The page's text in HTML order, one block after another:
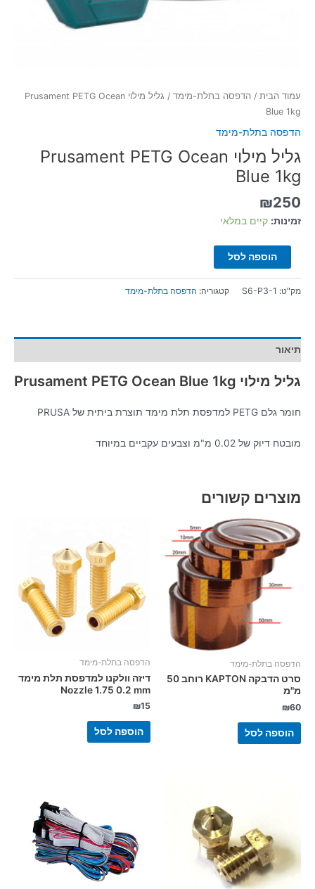
עמוד הבית / הדפסה בתלת-מימד
/ גליל מילוי Prusament PETG Ocean
Blue 1kg
הדפסה בתלת-מימד
גליל מילוי Prusament PETG Ocean
Blue 1kg
₪250
זמינות: קיים במלאי
הוספה לסל
מק"ט: S6-P3-1 קטגוריה: הדפסה בתלת-מימד
תיאור
גליל מילוי Prusament PETG Ocean Blue 1kg
חומר גלם PETG למדפסת תלת מימד תוצרת ביתית של PRUSA
מובטח דיוק של 0.02 מ"מ וצבעים עקביים במיוחד
מוצרים קשורים
הדפסה בתלת-מימד
סרט הדבקה KAPTON רוחב 50
מ"מ
₪60
הוספה לסל
הדפסה בתלת-מימד
דיזה וולקנו למדפסת תלת מימד
Nozzle 1.75 0.2 mm
₪15
הוספה לסל